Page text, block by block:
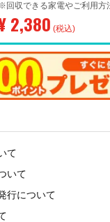
回収できる家電やご利用方
2,380 (税込)
て
いて
行について